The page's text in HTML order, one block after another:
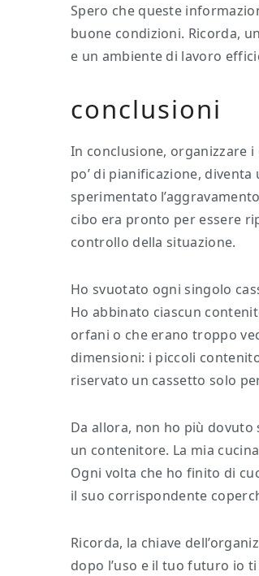
Spero che queste
buone condizioni. Ricorda,
e un ambiente di lavoro
conclusioni
In conclusione, organizzare
po’ di pianificazione,
sperimentato
cibo era pronto per essere
controllo della situazione.
Ho svuotato ogni singolo
Ho abbinato ciascun
orfani o che erano troppo
dimensioni: i piccoli
riservato un cassetto solo
Da allora, non ho più
un contenitore. La mia
Ogni volta che ho finito di
il suo corrispondente
Ricorda, la chiave
dopo l’uso e il tuo futuro io